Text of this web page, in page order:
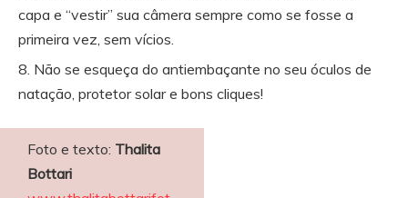
capa e “vestir” sua câmera sempre como se fosse a
primeira vez, sem vícios.
Não se esqueça do antiembaçante no seu óculos de
natação, protetor solar e bons cliques!
Foto e texto: Thalita
Bottari